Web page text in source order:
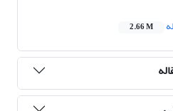
2.66 M